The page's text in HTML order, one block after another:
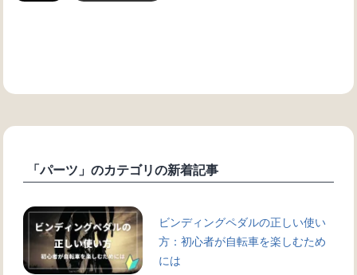
「パーツ」のカテゴリの新着記事
ビンディングペダルの正しい使い
方：初心者が自転車を楽しむため
には